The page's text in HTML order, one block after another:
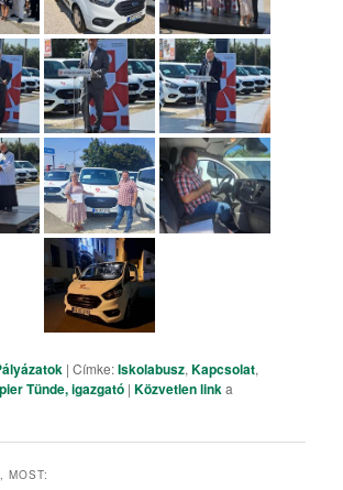
| Címke:Iskolabusz,Kapcsolat,
Tünde, igazgató |Közvetlen linka
MOST: